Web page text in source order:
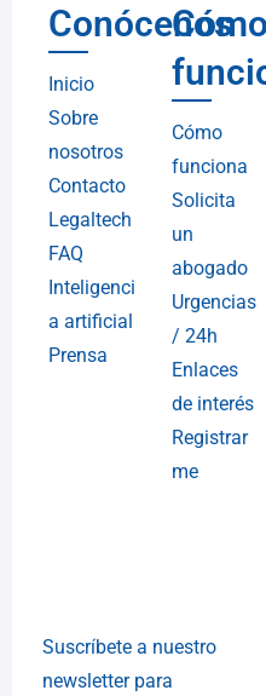
Conócenos
Inicio
Sobre
nosotros
Contacto
Legaltech
FAQ
Inteligenci
a artificial
Prensa
Cómo
Cómo
funciona
Solicita
un
abogado
Urgencias
/ 24h
Enlaces
de interés
Registrar
me
Suscríbete a nuestro
newsletter para